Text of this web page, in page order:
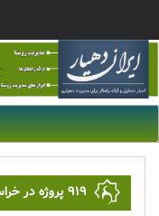
۹۱۹ پروژه در خراسان جنوبی به بهره برداری می رسد